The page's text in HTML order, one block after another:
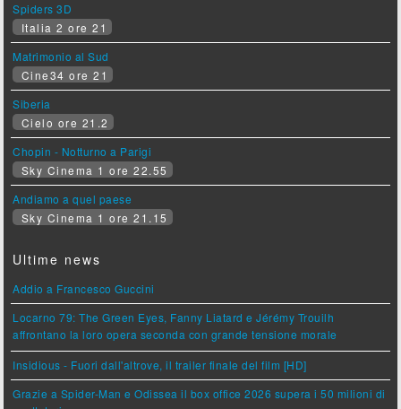
Spiders 3D
Italia 2 ore 21
Matrimonio al Sud
Cine34 ore 21
Siberia
Cielo ore 21.2
Chopin - Notturno a Parigi
Sky Cinema 1 ore 22.55
Andiamo a quel paese
Sky Cinema 1 ore 21.15
Ultime news
Addio a Francesco Guccini
Locarno 79: The Green Eyes, Fanny Liatard e Jérémy Trouilh
affrontano la loro opera seconda con grande tensione morale
Insidious - Fuori dall'altrove, il trailer finale del film [HD]
Grazie a Spider-Man e Odissea il box office 2026 supera i 50 milioni di